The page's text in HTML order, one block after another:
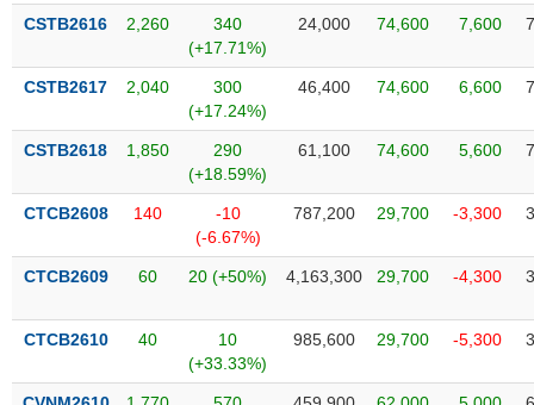
CSTB2616 2,260
340
(+17.71%)
24,000 74,600 7,600
CSTB2617 2,040
300
(+17.24%)
46,400 74,600 6,600
CSTB2618 1,850
290
(+18.59%)
61,100 74,600 5,600
CTCB2608 140
-10
(-6.67%)
787,200 29,700 -3,300
CTCB2609 60 20 (+50%) 4,163,300 29,700 -4,300
CTCB2610 40
10
(+33.33%)
985,600 29,700 -5,300
(-)
Báo
phân
tích
ngữ
(-)
Dịch
(-)